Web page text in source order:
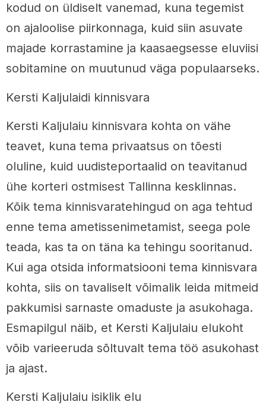
kodud on üldiselt vanemad, kuna tegemist
on ajaloolise piirkonnaga, kuid siin asuvate
majade korrastamine ja kaasaegsesse eluviisi
sobitamine on muutunud väga populaarseks.
Kersti Kaljulaidi kinnisvara
Kersti Kaljulaiu kinnisvara kohta on vähe
teavet, kuna tema privaatsus on tõesti
oluline, kuid uudisteportaalid on teavitanud
ühe korteri ostmisest Tallinna kesklinnas.
Kõik tema kinnisvaratehingud on aga tehtud
enne tema ametissenimetamist, seega pole
teada, kas ta on täna ka tehingu sooritanud.
Kui aga otsida informatsiooni tema kinnisvara
kohta, siis on tavaliselt võimalik leida mitmeid
pakkumisi sarnaste omaduste ja asukohaga.
Esmapilgul näib, et Kersti Kaljulaiu elukoht
võib varieeruda sõltuvalt tema töö asukohast
ja ajast.
Kersti Kaljulaiu isiklik elu